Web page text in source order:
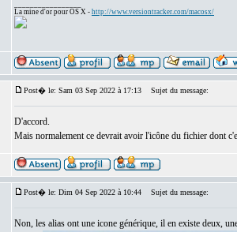
La mine d'or pour OS X - http://www.versiontracker.com/macosx/
Post� le: Sam 03 Sep 2022 à 17:13 Sujet du message:
D'accord.
Mais normalement ce devrait avoir l'icône du fichier dont
Post� le: Dim 04 Sep 2022 à 10:44 Sujet du message:
Non, les alias ont une icone générique, il en existe deux,